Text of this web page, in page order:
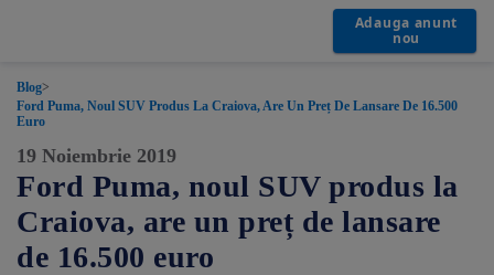
Adauga anunt
nou
Blog>
Ford Puma, Noul SUV Produs La Craiova, Are Un Preț De Lansare De 16.500
Euro
19 Noiembrie 2019
Ford Puma, noul SUV produs la
Craiova, are un preț de lansare
de 16.500 euro